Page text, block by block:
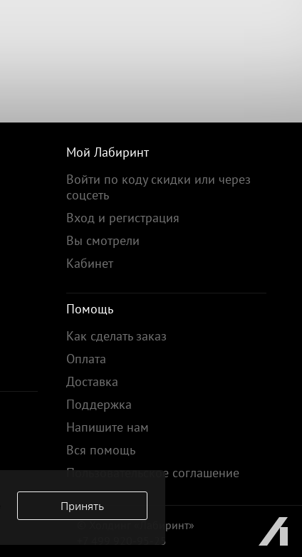
Принять
Мой Лабиринт
Войти по коду скидки или через
соцсеть
Вход и регистрация
Вы смотрели
Кабинет
Помощь
Как сделать заказ
Оплата
Доставка
Поддержка
Напишите нам
Вся помощь
Пользовательское соглашение
© Холдинг «Лабиринт»
+7 499 920-95-25